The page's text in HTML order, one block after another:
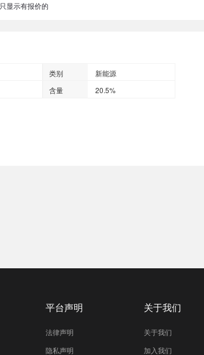
只显示有报价的
类别
新能源
含量 20.5%
平台声明
法律声明
隐私声明
关于我们
关于我们
加入我们